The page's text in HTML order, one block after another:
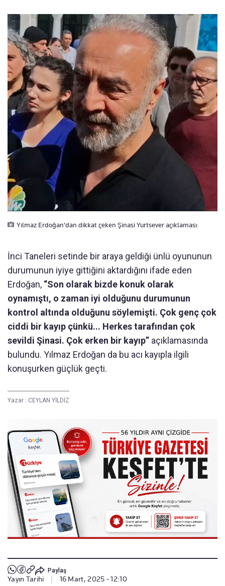
Yılmaz Erdoğan'dan dikkat çeken Şinasi Yurtsever açıklaması:
İnci Taneleri setinde bir araya geldiği ünlü oyununun
durumunun iyiye gittiğini aktardığını ifade eden
Erdoğan, “Son olarak bizde konuk olarak
oynamıştı, o zaman iyi olduğunu durumunun
kontrol altında olduğunu söylemişti. Çok genç çok
ciddi bir kayıp çünkü... Herkes tarafından çok
sevildi Şinasi. Çok erken bir kayıp” açıklamasında
bulundu. Yılmaz Erdoğan da bu acı kayıpla ilgili
konuşurken güçlük geçti.
Yazar : CEYLAN YİLDİZ
Paylaş
Yayın Tarihi 16 Mart, 2025 - 12:10